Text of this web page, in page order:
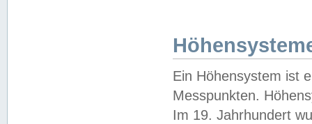
Ein Höhensystem ist
Messpunkten.
Im 19. Jahrhundert